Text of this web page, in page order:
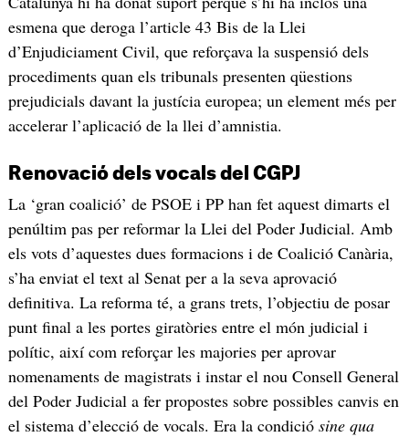
esmena que deroga l’article 43 Bis de la Llei
d’Enjudiciament Civil, que reforçava la suspensió dels
procediments quan els tribunals presenten qüestions
prejudicials davant la justícia europea; un element més per
accelerar l’aplicació de la llei d’amnistia.
Renovació dels vocals del CGPJ
La ‘gran coalició’ de PSOE i PP han fet aquest dimarts el
penúltim pas per reformar la Llei del Poder Judicial. Amb
els vots d’aquestes dues formacions i de Coalició Canària,
s’ha enviat el text al Senat per a la seva aprovació
definitiva. La reforma té, a grans trets, l’objectiu de posar
punt final a les portes giratòries entre el món judicial i
polític, així com reforçar les majories per aprovar
nomenaments de magistrats i instar el nou Consell General
del Poder Judicial a fer propostes sobre possibles canvis en
el sistema d’elecció de vocals. Era la condició sine qua